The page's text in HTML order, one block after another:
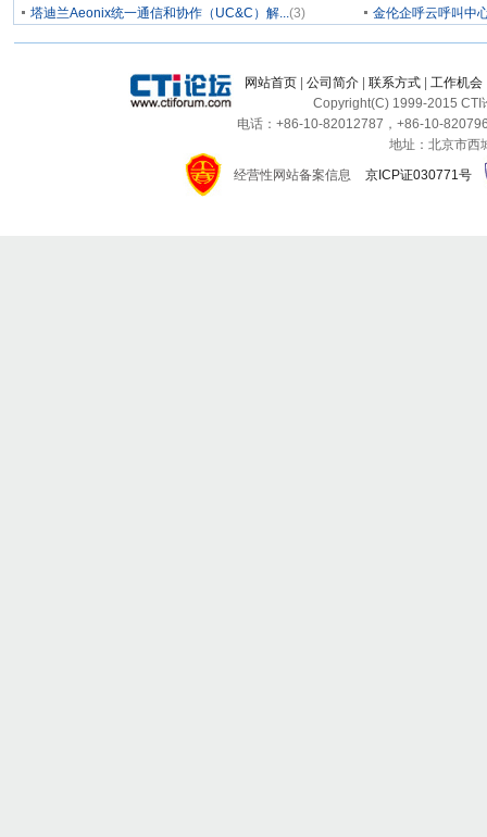
塔迪兰Aeonix统一通信和协作（UC&C）解...(3) 金伦企呼云呼叫中
网站首页 公司简介 联系方式 工作机会
Copyright(C) 1999-2015 CTI
电话：+86-10-82012787，+86-10-
地址：北京市西
经营性网站备案信息
京ICP证030771号